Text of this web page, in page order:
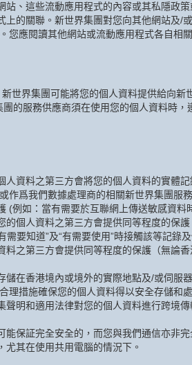
、這些流動應用程式的內容或其私隱政
的關聯。新世界集團對您向其他網站及/
應閱讀其他網站或流動應用程式各自相
世界集團可能將您的個人資料提供給向新
的服務供應商須在使用您的個人資料時
資料之第三方會將您的個人資料的實體
作爲我們數據處理商的相關新世界集團服
(例如：當有需要於互聯網上傳送敏感資
個人資料之第三方會提供同等程度的保
要知道”及“有需要使用”時接觸該等記錄
之第三方會提供同等程度的保護（無論香
在香港境內或境外的實際地點及/或伺服
理措施確保您的個人資料得以安全存儲和
明和適用法律對您的個人資料進行跨境傳
保証完全安全的，而您與我們通信亦非
其在使用共用電腦的情況下。